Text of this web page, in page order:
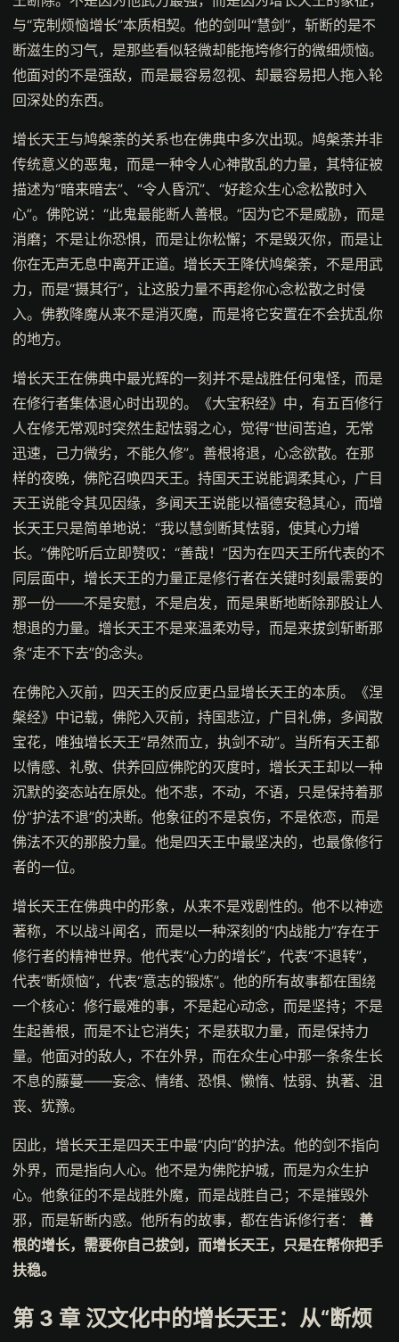
与“克制烦恼增长”本质相契。他的剑叫“慧剑”，斩断的是不
断滋生的习气，是那些看似轻微却能拖垮修行的微细烦恼。
他面对的不是强敌，而是最容易忽视、却最容易把人拖入轮
回深处的东西。
增长天王与鸠槃荼的关系也在佛典中多次出现。鸠槃荼并非
传统意义的恶鬼，而是一种令人心神散乱的力量，其特征被
描述为“暗来暗去”、“令人昏沉”、“好趁众生心念松散时入
心”。佛陀说：“此鬼最能断人善根。”因为它不是威胁，而是
消磨；不是让你恐惧，而是让你松懈；不是毁灭你，而是让
你在无声无息中离开正道。增长天王降伏鸠槃荼，不是用武
力，而是“摄其行”，让这股力量不再趁你心念松散之时侵
入。佛教降魔从来不是消灭魔，而是将它安置在不会扰乱你
的地方。
增长天王在佛典中最光辉的一刻并不是战胜任何鬼怪，而是
在修行者集体退心时出现的。《大宝积经》中，有五百修行
人在修无常观时突然生起怯弱之心，觉得“世间苦迫，无常
迅速，己力微劣，不能久修”。善根将退，心念欲散。在那
样的夜晚，佛陀召唤四天王。持国天王说能调柔其心，广目
天王说能令其见因缘，多闻天王说能以福德安稳其心，而增
长天王只是简单地说：“我以慧剑断其怯弱，使其心力增
长。”佛陀听后立即赞叹：“善哉！”因为在四天王所代表的不
同层面中，增长天王的力量正是修行者在关键时刻最需要的
那一份——不是安慰，不是启发，而是果断地断除那股让人
想退的力量。增长天王不是来温柔劝导，而是来拔剑斩断那
条“走不下去”的念头。
在佛陀入灭前，四天王的反应更凸显增长天王的本质。《涅
槃经》中记载，佛陀入灭前，持国悲泣，广目礼佛，多闻散
宝花，唯独增长天王“昂然而立，执剑不动”。当所有天王都
以情感、礼敬、供养回应佛陀的灭度时，增长天王却以一种
沉默的姿态站在原处。他不悲，不动，不语，只是保持着那
份“护法不退”的决断。他象征的不是哀伤，不是依恋，而是
佛法不灭的那股力量。他是四天王中最坚决的，也最像修行
者的一位。
增长天王在佛典中的形象，从来不是戏剧性的。他不以神迹
著称，不以战斗闻名，而是以一种深刻的“内战能力”存在于
修行者的精神世界。他代表“心力的增长”，代表“不退转”，
代表“断烦恼”，代表“意志的锻炼”。他的所有故事都在围绕
一个核心：修行最难的事，不是起心动念，而是坚持；不是
生起善根，而是不让它消失；不是获取力量，而是保持力
量。他面对的敌人，不在外界，而在众生心中那一条条生长
不息的藤蔓——妄念、情绪、恐惧、懒惰、怯弱、执著、沮
丧、犹豫。
因此，增长天王是四天王中最“内向”的护法。他的剑不指向
外界，而是指向人心。他不是为佛陀护城，而是为众生护
心。他象征的不是战胜外魔，而是战胜自己；不是摧毁外
邪，而是斩断内惑。他所有的故事，都在告诉修行者： 善
根的增长，需要你自己拔剑，而增长天王，只是在帮你把手
扶稳。
第 3 章 汉文化中的增长天王：从“断烦